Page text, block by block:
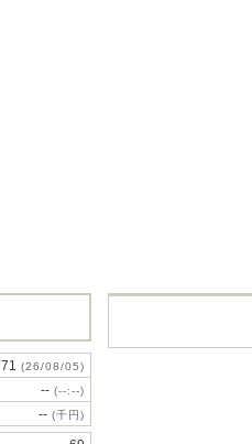
71 (26/08/05)
-- (--:--)
-- (千円)